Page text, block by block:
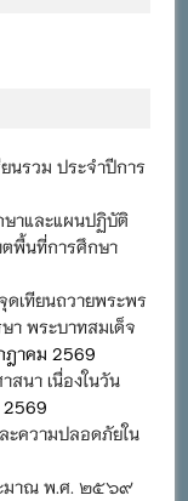
นรวม ประจำปีการ
าและแผนปฏิบัติ
ตพื้นที่การศึกษา
ดเทียนถวายพระพร
า พระบาทสมเด็จ
ฎาคม 2569
นา เนื่องในวัน
2569
ละความปลอดภัยใน
ะมาณ พ.ศ. ๒๕๖๙